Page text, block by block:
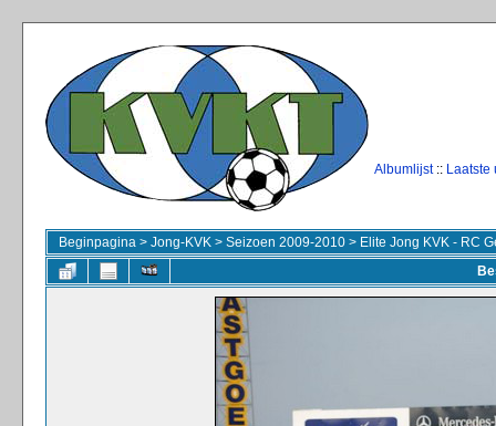
Albumlijst:: Laatste
Beginpagina > Jong-KVK > Seizoen 2009-2010 > Elite Jong KVK - RC